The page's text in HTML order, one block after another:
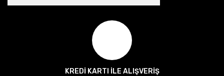
KREDİ KARTI İLE ALIŞVERİŞ